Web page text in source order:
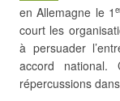
en Allemagne le 1
court les
à persuader
accord
répercussions dans